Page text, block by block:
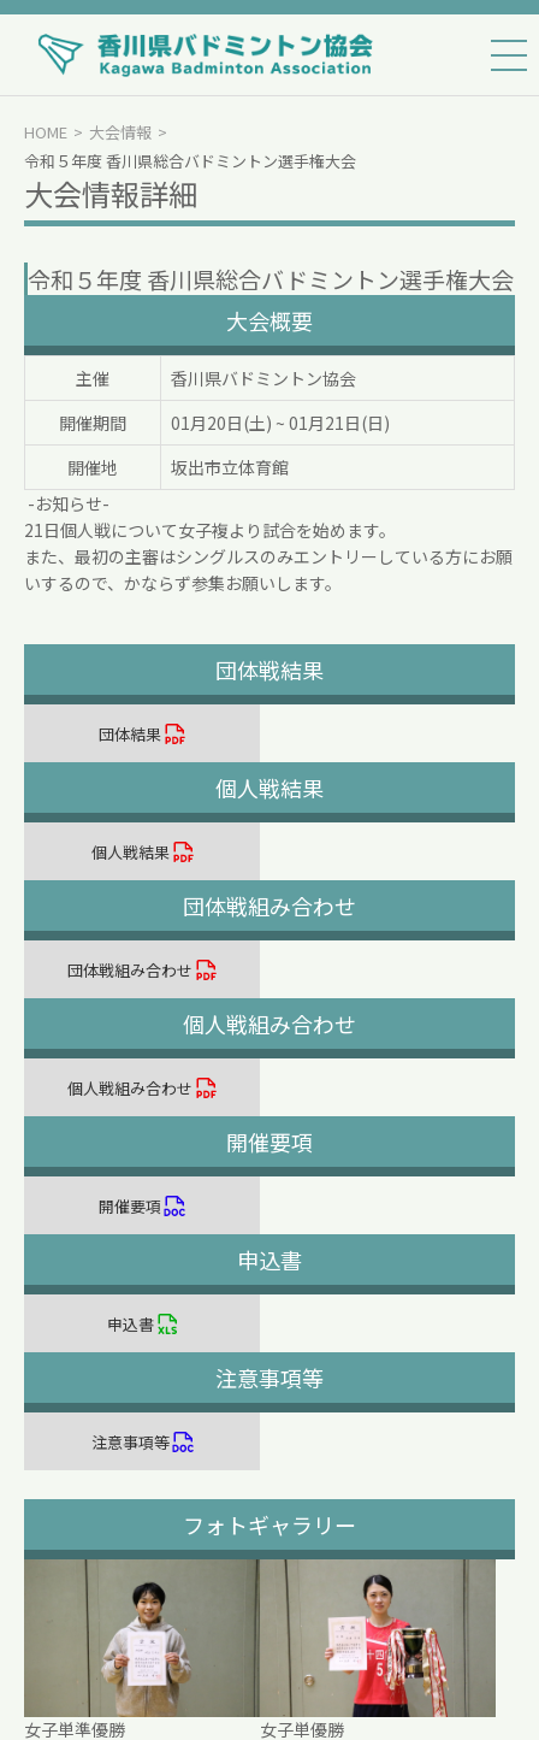
HOME
大会情報
令和５年度 香川県総合バドミントン選手権大会
大会情報詳細
令和５年度 香川県総合バドミントン選手権大会
大会概要
主催
香川県バドミントン協会
開催期間
01月20日(土) ~ 01月21日(日)
開催地
坂出市立体育館
-お知らせ-
21日個人戦について女子複より試合を始めます。
また、最初の主審はシングルスのみエントリーしている方にお願
いするので、かならず参集お願いします。
団体戦結果
団体結果
個人戦結果
個人戦結果
団体戦組み合わせ
団体戦組み合わせ
個人戦組み合わせ
個人戦組み合わせ
開催要項
開催要項
申込書
申込書
注意事項等
注意事項等
フォトギャラリー
女子単準優勝 女子単優勝